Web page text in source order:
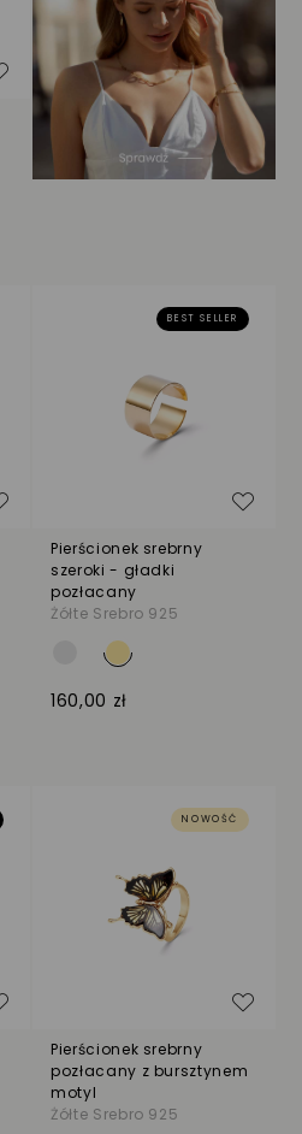
Dodaj do listy życzeń
Dodaj do listy życzeń
BEST SELLER
Pierścionek srebrny
szeroki - gładki
pozłacany
Żółte Srebro 925
160,00 zł
Dodaj do listy życzeń
NOWOŚĆ
Pierścionek srebrny
pozłacany z bursztynem
motyl
Żółte Srebro 925